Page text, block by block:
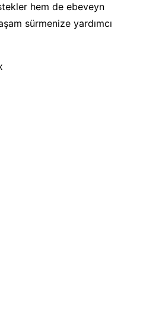
hem de ebeveyn
sürmenize yardımcı